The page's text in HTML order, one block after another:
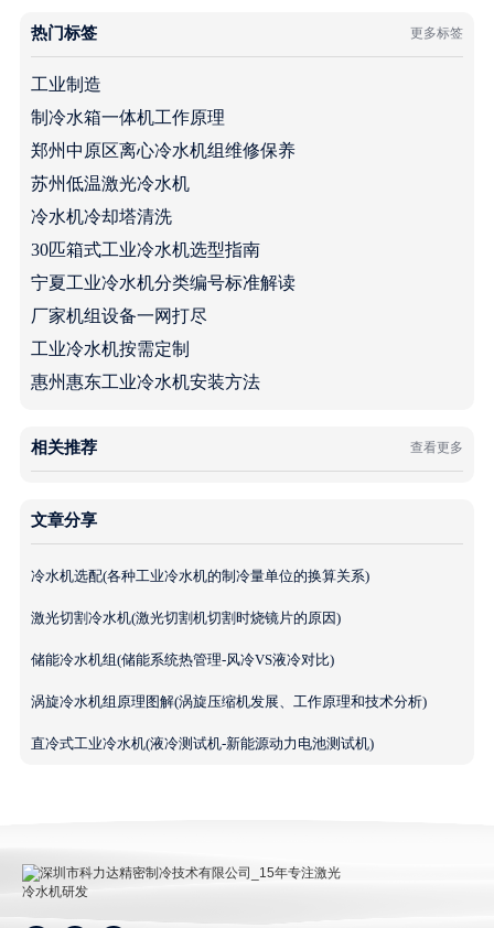
热门标签 更多标签
工业制造
制冷水箱一体机工作原理
郑州中原区离心冷水机组维修保养
苏州低温激光冷水机
冷水机冷却塔清洗
30匹箱式工业冷水机选型指南
宁夏工业冷水机分类编号标准解读
厂家机组设备一网打尽
工业冷水机按需定制
惠州惠东工业冷水机安装方法
相关推荐 查看更多
文章分享
冷水机选配(各种工业冷水机的制冷量单位的换算关系)
激光切割冷水机(激光切割机切割时烧镜片的原因)
储能冷水机组(储能系统热管理-风冷VS液冷对比)
涡旋冷水机组原理图解(涡旋压缩机发展、工作原理和技术分析)
直冷式工业冷水机(液冷测试机-新能源动力电池测试机)